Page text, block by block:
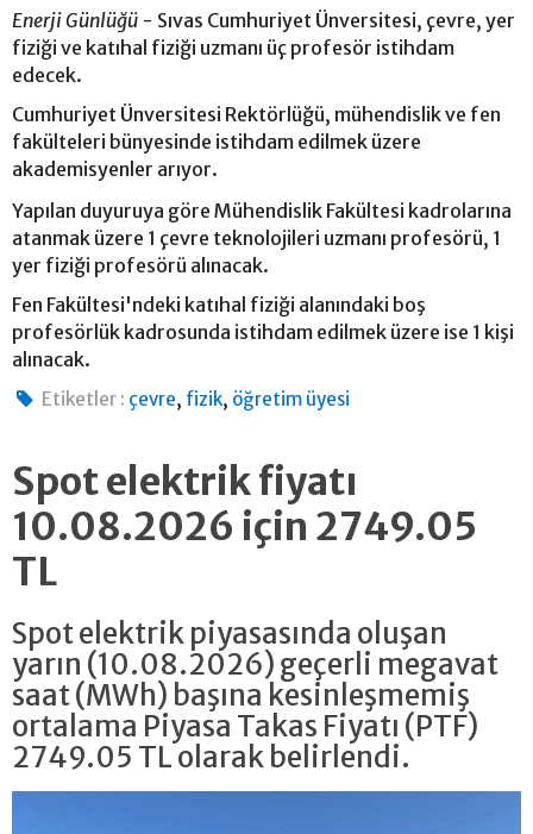
Enerji Günlüğü - Sıvas Cumhuriyet Ünversitesi, çevre, yer
fiziği ve katıhal fiziği uzmanı üç profesör istihdam
edecek.
Cumhuriyet Ünversitesi Rektörlüğü, mühendislik ve fen
fakülteleri bünyesinde istihdam edilmek üzere
akademisyenler arıyor.
Yapılan duyuruya göre Mühendislik Fakültesi kadrolarına
atanmak üzere 1 çevre teknolojileri uzmanı profesörü, 1
yer fiziği profesörü alınacak.
Fen Fakültesi'ndeki katıhal fiziği alanındaki boş
profesörlük kadrosunda istihdam edilmek üzere ise 1 kişi
alınacak.
Etiketler : çevre, fizik, öğretim üyesi
Spot elektrik fiyatı
10.08.2026 için 2749.05
TL
Spot elektrik piyasasında oluşan
yarın (10.08.2026) geçerli megavat
saat (MWh) başına kesinleşmemiş
ortalama Piyasa Takas Fiyatı (PTF)
2749.05 TL olarak belirlendi.